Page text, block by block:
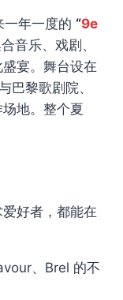
一年一度的 “9e
音乐、戏剧、
宴。舞台设在
巴黎歌剧院、
地。整个夏
好者，都能在
、Brel 的不